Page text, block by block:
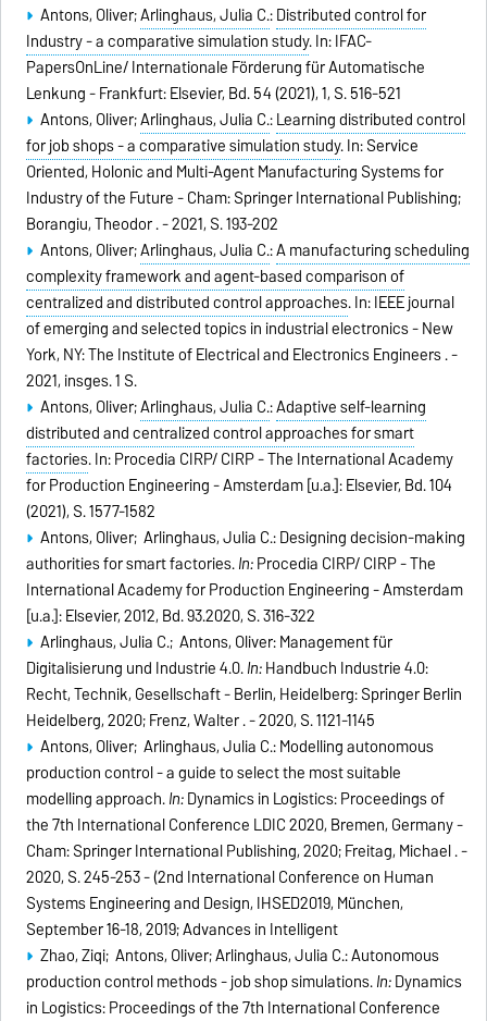
Antons, Oliver;Arlinghaus, Julia C.:Distributed control for
Industry - a comparative simulation study. In: IFAC-
PapersOnLine/ Internationale Förderung für Automatische
Lenkung - Frankfurt: Elsevier, Bd. 54 (2021), 1, S. 516-521
Antons, Oliver;Arlinghaus, Julia C.:Learning distributed control
for job shops - a comparative simulation study. In: Service
Oriented, Holonic and Multi-Agent Manufacturing Systems for
Industry of the Future - Cham: Springer International Publishing;
Borangiu, Theodor . - 2021, S. 193-202
Antons, Oliver;Arlinghaus, Julia C.:A manufacturing scheduling
complexity framework and agent-based comparison of
centralized and distributed control approaches. In: IEEE journal
of emerging and selected topics in industrial electronics - New
York, NY: The Institute of Electrical and Electronics Engineers . -
2021, insges. 1 S.
Antons, Oliver;Arlinghaus, Julia C.:Adaptive self-learning
distributed and centralized control approaches for smart
factories. In: Procedia CIRP/ CIRP - The International Academy
for Production Engineering - Amsterdam [u.a.]: Elsevier, Bd. 104
(2021), S. 1577-1582
Antons, Oliver; Arlinghaus, Julia C.: Designing decision-making
authorities for smart factories.In:Procedia CIRP/ CIRP - The
International Academy for Production Engineering - Amsterdam
[u.a.]: Elsevier, 2012, Bd. 93.2020, S. 316-322
Arlinghaus, Julia C.; Antons, Oliver: Management für
Digitalisierung und Industrie 4.0.In:Handbuch Industrie 4.0:
Recht, Technik, Gesellschaft - Berlin, Heidelberg: Springer Berlin
Heidelberg, 2020; Frenz, Walter . - 2020, S. 1121-1145
Antons, Oliver; Arlinghaus, Julia C.: Modelling autonomous
production control - a guide to select the most suitable
modelling approach.In:Dynamics in Logistics: Proceedings of
the 7th International Conference LDIC 2020, Bremen, Germany -
Cham: Springer International Publishing, 2020; Freitag, Michael . -
2020, S. 245-253 - (2nd International Conference on Human
Systems Engineering and Design, IHSED2019, München,
September 16-18, 2019; Advances in Intelligent
Zhao, Ziqi; Antons, Oliver; Arlinghaus, Julia C.: Autonomous
production control methods - job shop simulations.In:Dynamics
in Logistics: Proceedings of the 7th International Conference